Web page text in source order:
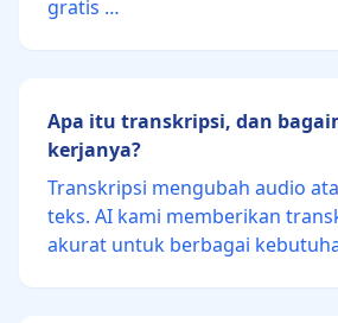
gratis …
Apa itu transkripsi, dan
kerjanya?
Transkripsi mengubah audio
teks. AI kami memberikan
akurat untuk berbagai